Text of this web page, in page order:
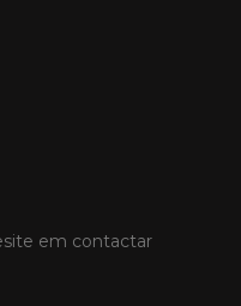
em contactar